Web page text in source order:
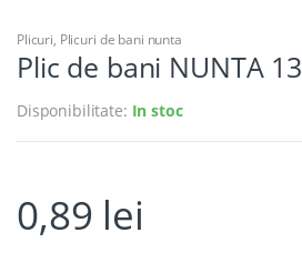
Plicuri, Plicuri de bani nunta
Plic de bani NUNTA 13
Disponibilitate: In stoc
0,89 lei